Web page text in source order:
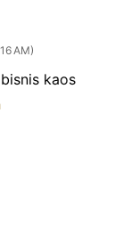
AM
kaos